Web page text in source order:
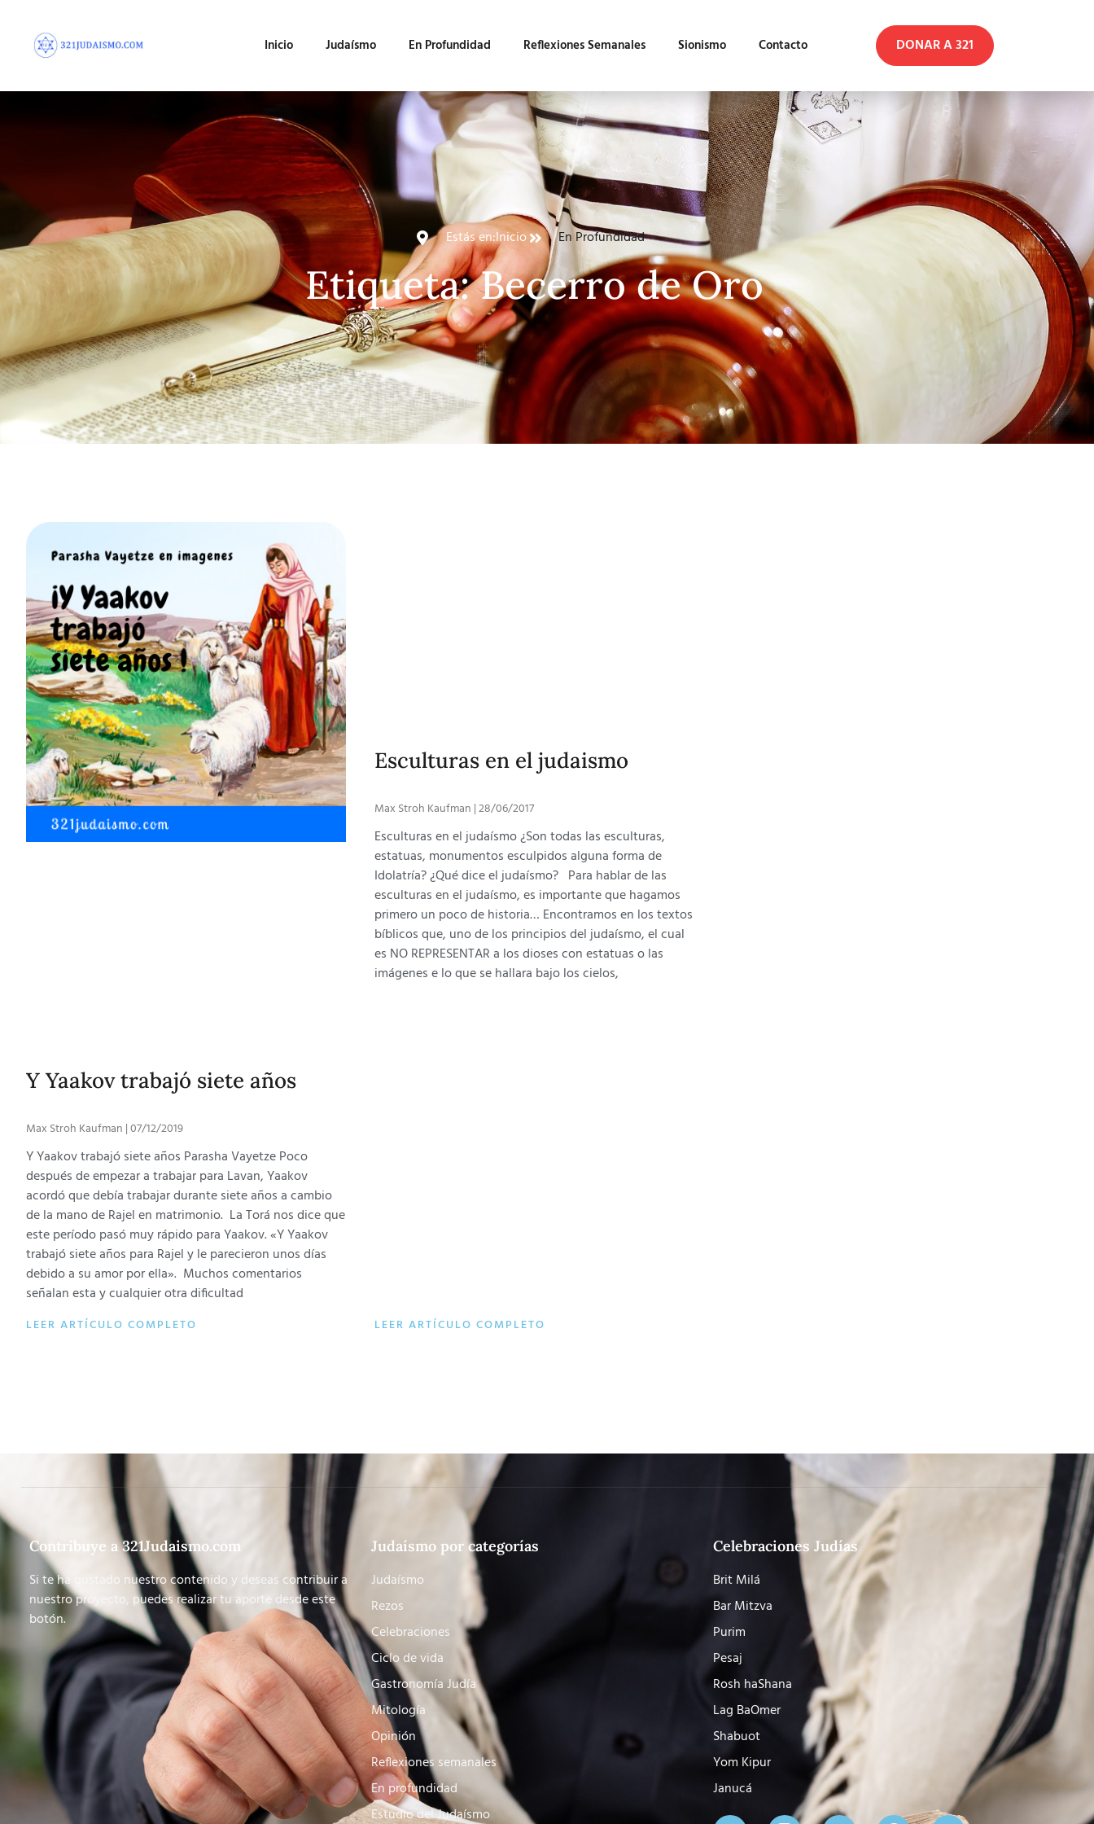
Inicio Judaísmo En Profundidad Reflexiones Semanales Sionismo Contacto DONAR A 321
Estás en:Inicio En Profundidad
Etiqueta: Becerro de Oro
Y Yaakov trabajó siete años
Max Stroh Kaufman 07/12/2019
Y Yaakov trabajó siete años Parasha Vayetze Poco
después de empezar a trabajar para Lavan, Yaakov
acordó que debía trabajar durante siete años a cambio
de la mano de Rajel en matrimonio. La Torá nos dice que
este período pasó muy rápido para Yaakov. «Y Yaakov
trabajó siete años para Rajel y le parecieron unos días
debido a su amor por ella». Muchos comentarios
señalan esta y cualquier otra dificultad
LEER ARTÍCULO COMPLETO
Esculturas en el judaismo
Max Stroh Kaufman 28/06/2017
Esculturas en el judaísmo ¿Son todas las esculturas,
estatuas, monumentos esculpidos alguna forma de
Idolatría? ¿Qué dice el judaísmo? Para hablar de las
esculturas en el judaísmo, es importante que hagamos
primero un poco de historia… Encontramos en los textos
bíblicos que, uno de los principios del judaísmo, el cual
es NO REPRESENTAR a los dioses con estatuas o las
imágenes e lo que se hallara bajo los cielos,
LEER ARTÍCULO COMPLETO
Contribuye a 321Judaismo.com
Si te ha gustado nuestro contenido y deseas contribuir a
nuestro proyecto, puedes realizar tu aporte desde este
botón.
Judaísmo por categorías
Judaísmo
Rezos
Celebraciones
Ciclo de vida
Gastronomía Judía
Mitología
Opinión
Reflexiones semanales
En profundidad
Estudio del Judaísmo
Celebraciones Judías
Brit Milá
Bar Mitzva
Purim
Pesaj
Rosh haShana
Lag BaOmer
Shabuot
Yom Kipur
Janucá